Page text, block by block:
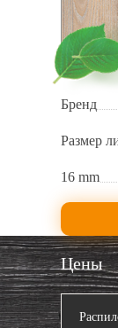
Бренд
Размер
16 mm
Цены